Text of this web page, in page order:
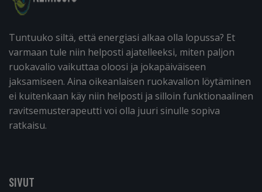
Tuntuuko siltä, että energiasi alkaa olla lopussa? Et
varmaan tule niin helposti ajatelleeksi, miten paljon
ruokavalio vaikuttaa oloosi ja jokapäiväiseen
jaksamiseen. Aina oikeanlaisen ruokavalion löytäminen
ei kuitenkaan käy niin helposti ja silloin funktionaalinen
ravitsemusterapeutti voi olla juuri sinulle sopiva
ratkaisu.
SIVUT